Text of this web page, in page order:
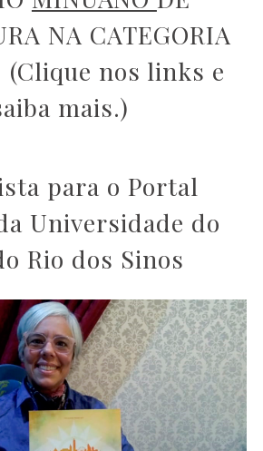
NA CATEGORIA
(Clique nos links e
mais.)
para o Portal
Universidade do
Rio dos Sinos